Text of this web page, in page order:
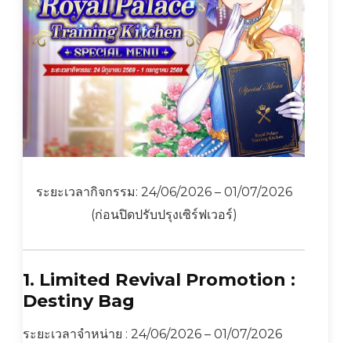
ระยะเวลากิจกรรม: 24/06/2026 – 01/07/2026
(ก่อนปิดปรับปรุงเซิร์ฟเวอร์)
1. Limited Revival Promotion :
Destiny Bag
ระยะเวลาจำหน่าย : 24/06/2026 – 01/07/2026